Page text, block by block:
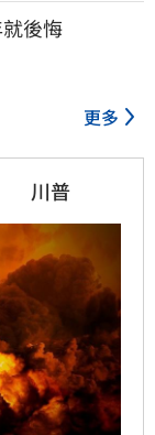
後悔
更多
川普